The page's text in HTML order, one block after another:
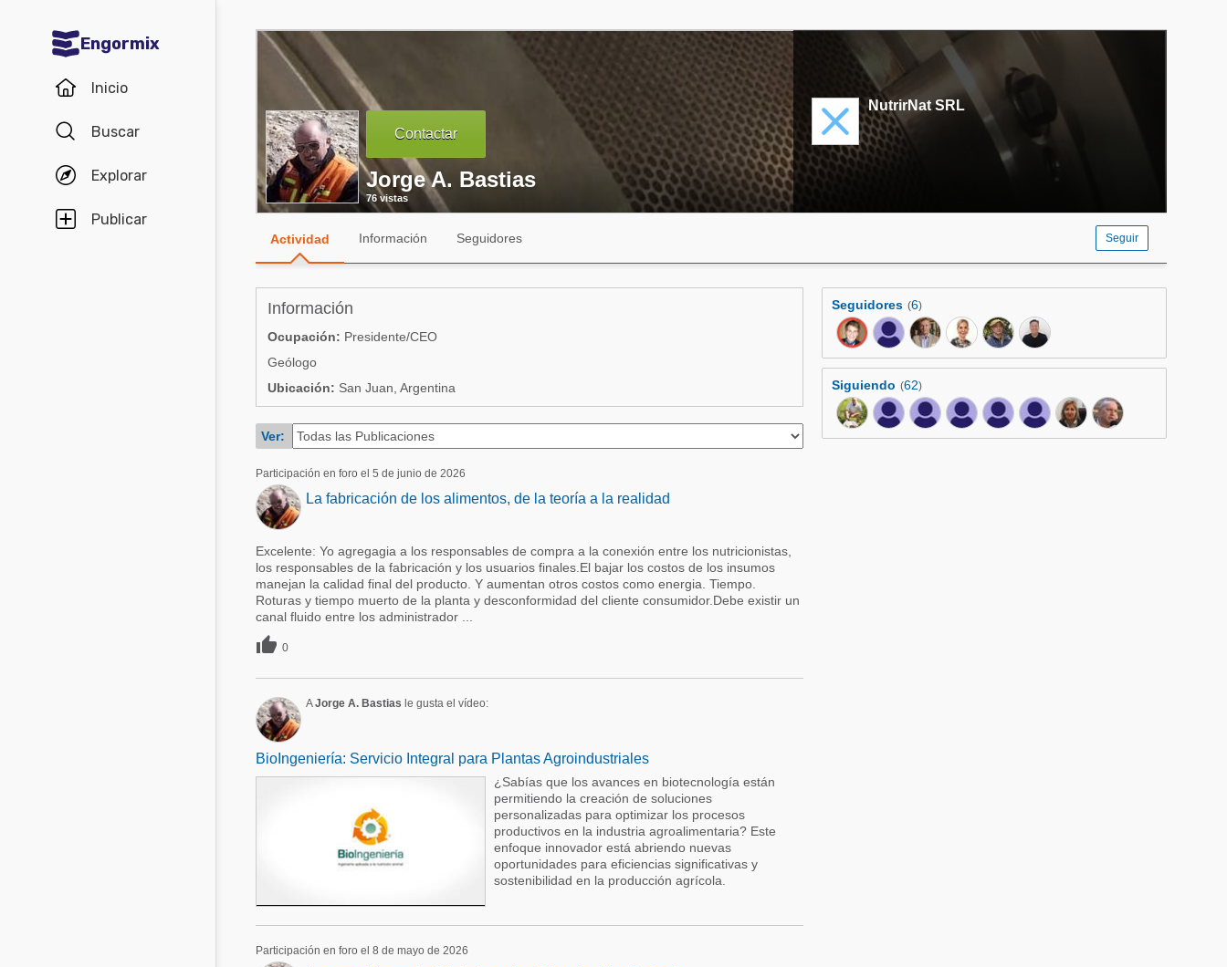
Engormix
Inicio
Buscar
Explorar
Publicar
Comunidades en español
Agricultura
Balanceados - Piensos
Avicultura
Ganadería
Porcicultura
Comunidades en inglés
Acuacultura
Micotoxinas
Avicultura
Porcicultura
Lechería
Balanceados - Piensos
Comunidades en portugués
Micotoxinas
Avicultura
Porcicultura
Ganadería
Lechería
Contactar
Jorge A. Bastias
76 vistas
NutrirNat SRL
Actividad Información Seguidores Seguir
Información
Ocupación: Presidente/CEO
Geólogo
Ubicación: San Juan, Argentina
Ver:
Participación en foro el 5 de junio de 2026
La fabricación de los alimentos, de la teoría a la realidad
Excelente: Yo agregagia a los responsables de compra a la conexión entre los nutricionistas,
los responsables de la fabricación y los usuarios finales.El bajar los costos de los insumos
manejan la calidad final del producto. Y aumentan otros costos como energia. Tiempo.
Roturas y tiempo muerto de la planta y desconformidad del cliente consumidor.Debe existir un
canal fluido entre los administrador ...
 0
AJorge A. Bastias le gusta el vídeo:
BioIngeniería: Servicio Integral para Plantas Agroindustriales
¿Sabías que los avances en biotecnología están
permitiendo la creación de soluciones
personalizadas para optimizar los procesos
productivos en la industria agroalimentaria? Este
enfoque innovador está abriendo nuevas
oportunidades para eficiencias significativas y
sostenibilidad en la producción agrícola.
Participación en foro el 8 de mayo de 2026
Seguidores (6)
Siguiendo (62)